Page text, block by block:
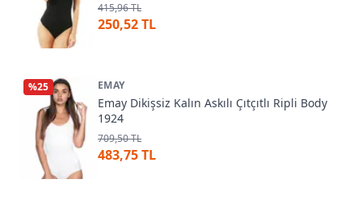
415,96 TL
250,52 TL
%25 EMAY
Emay Dikişsiz Kalın Askılı Çıtçıtlı Ripli Body
1924
709,50 TL
483,75 TL